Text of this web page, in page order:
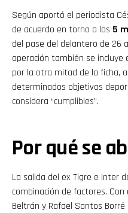
Según aportó el periodista
de acuerdo en torno a los 5
del pase del delantero de 26
operación también se
por la otra mitad de la ficha,
determinados objetivos
considera “cumplibles”.
Por qué se
La salida del ex Tigre e Inter
combinación de factores.
Beltrán y Rafael Santos